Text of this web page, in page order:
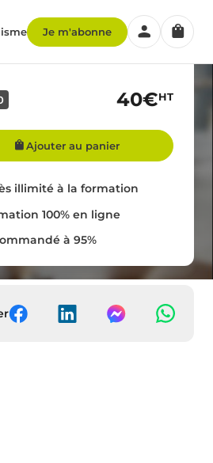
Je m'abonne
Mon
compte Panier
40€HT
Ajouter au panier
illimité à la formation
100% en ligne
à 95%